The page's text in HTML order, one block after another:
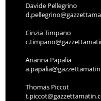
Davide Pellegrino
Cinzia Timpano
Arianna Papalia
Thomas Piccot